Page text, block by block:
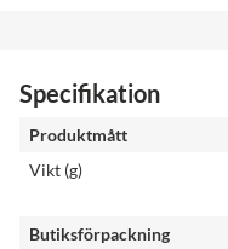
Specifikation
Produktmått
Vikt (g)
Butiksförpackning